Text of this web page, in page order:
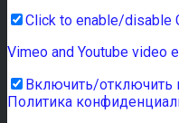
Click to enable/disable
Vimeo and Youtube video
Включить/отключить
Политика